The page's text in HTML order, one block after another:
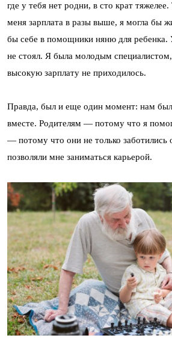
где у тебя нет родни, в сто крат
меня зарплата в разы выше, я могла бы
бы себе в помощники няню для ребенка.
не стоял. Я была молодым
высокую зарплату не приходилось.
Правда, был и еще один момент: нам
вместе. Родителям — потому что я
— потому что они не только заботились
позволяли мне заниматься карьерой.